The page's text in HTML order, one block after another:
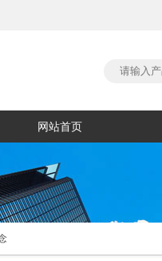
网站首页